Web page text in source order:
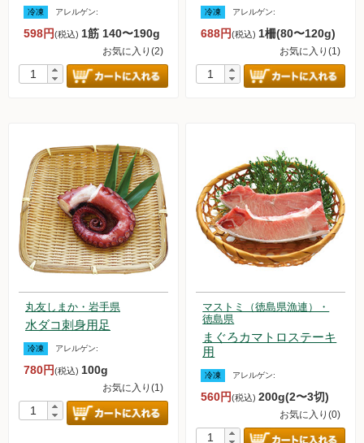
冷凍 アレルゲン:
598円(税込) 1筋 140〜190g
お気に入り(2)
冷凍 アレルゲン:
688円(税込) 1柵(80〜120g)
お気に入り(1)
丸友しまか・岩手県
水ダコ刺身用足
冷凍 アレルゲン:
780円(税込) 100g
お気に入り(1)
マストミ（徳島県漁連）・
徳島県
まぐろカマトロステーキ
用
冷凍 アレルゲン:
560円(税込)200g(2〜3切)
お気に入り(0)